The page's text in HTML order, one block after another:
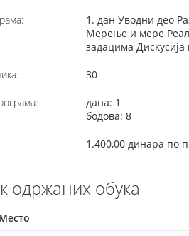
1. дан Уводни део
Мерење и мере
задацима
30
дана: 1
бодова: 8
1.400,00 динара по
одржаних обука
Место